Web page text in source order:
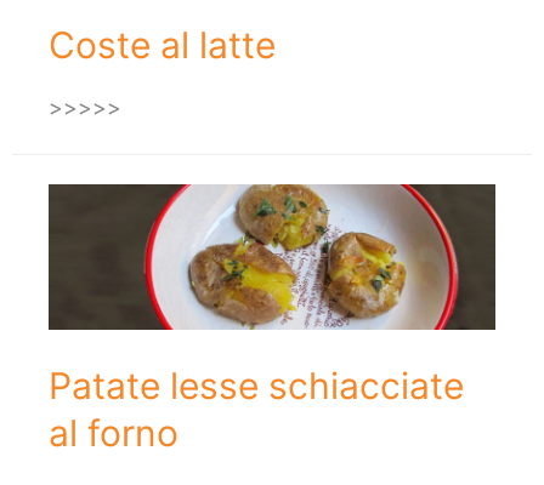
Coste al latte
>>>>>
Patate lesse schiacciate
al forno